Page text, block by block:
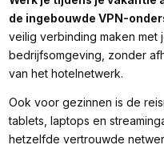
de ingebouwde VPN-
veilig verbinding maken met
bedrijfsomgeving, zonder
van het hotelnetwerk.
Ook voor gezinnen is de
tablets, laptops en
hetzelfde vertrouwde